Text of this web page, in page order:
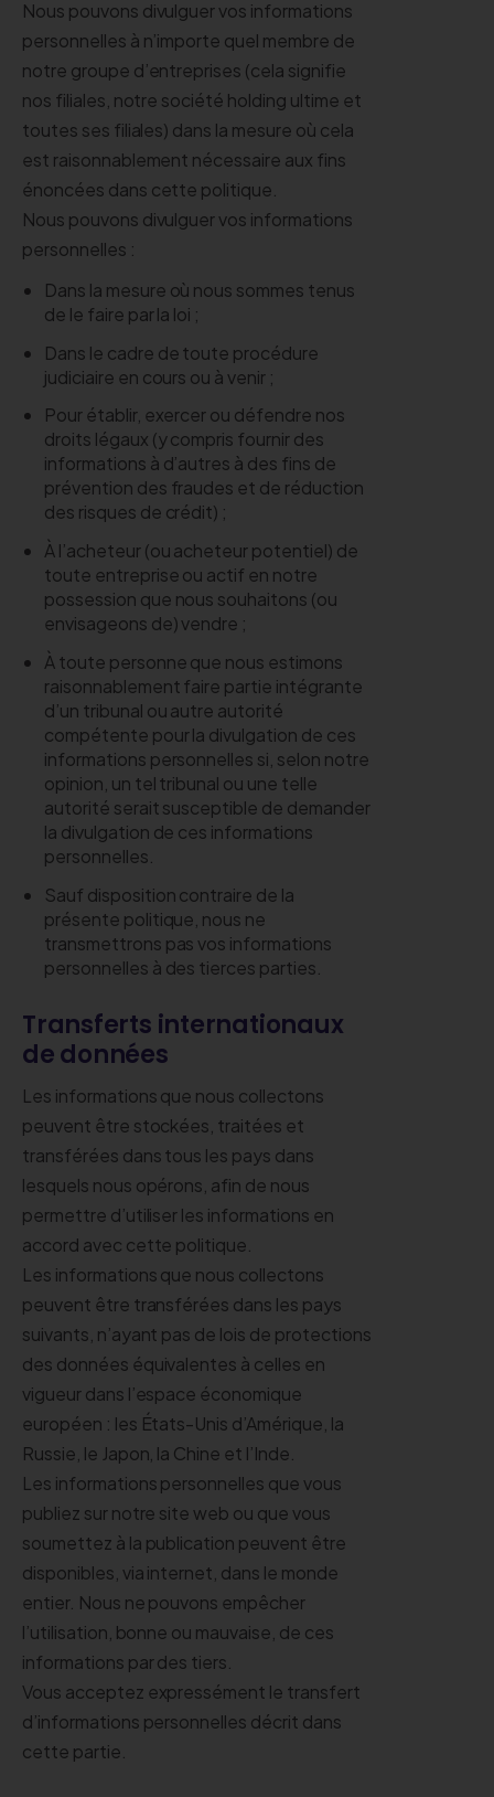
Nous pouvons divulguer vos informations
personnelles à n’importe quel membre de
notre groupe d’entreprises (cela signifie
nos filiales, notre société holding ultime et
toutes ses filiales) dans la mesure où cela
est raisonnablement nécessaire aux fins
énoncées dans cette politique.
Nous pouvons divulguer vos informations
personnelles :
Dans la mesure où nous sommes tenus
de le faire par la loi ;
Dans le cadre de toute procédure
judiciaire en cours ou à venir ;
Pour établir, exercer ou défendre nos
droits légaux (y compris fournir des
informations à d’autres à des fins de
prévention des fraudes et de réduction
des risques de crédit) ;
À l’acheteur (ou acheteur potentiel) de
toute entreprise ou actif en notre
possession que nous souhaitons (ou
envisageons de) vendre ;
À toute personne que nous estimons
raisonnablement faire partie intégrante
d’un tribunal ou autre autorité
compétente pour la divulgation de ces
informations personnelles si, selon notre
opinion, un tel tribunal ou une telle
autorité serait susceptible de demander
la divulgation de ces informations
personnelles.
Sauf disposition contraire de la
présente politique, nous ne
transmettrons pas vos informations
personnelles à des tierces parties.
Transferts internationaux
de données
Les informations que nous collectons
peuvent être stockées, traitées et
transférées dans tous les pays dans
lesquels nous opérons, afin de nous
permettre d’utiliser les informations en
accord avec cette politique.
Les informations que nous collectons
peuvent être transférées dans les pays
suivants, n’ayant pas de lois de protections
des données équivalentes à celles en
vigueur dans l’espace économique
européen : les États-Unis d’Amérique, la
Russie, le Japon, la Chine et l’Inde.
Les informations personnelles que vous
publiez sur notre site web ou que vous
soumettez à la publication peuvent être
disponibles, via internet, dans le monde
entier. Nous ne pouvons empêcher
l’utilisation, bonne ou mauvaise, de ces
informations par des tiers.
Vous acceptez expressément le transfert
d’informations personnelles décrit dans
cette partie.